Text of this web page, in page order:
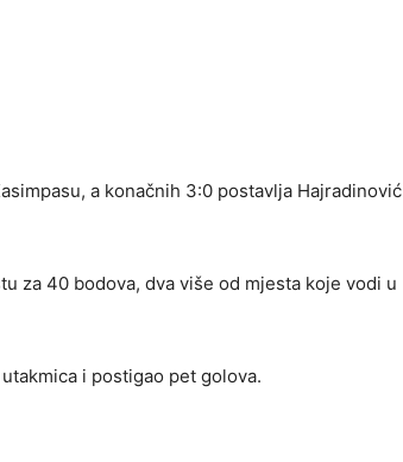
a konačnih 3:0 postavlja Hajradinović
za 40 bodova, dva više od mjesta koje vodi u
i postigao pet golova.